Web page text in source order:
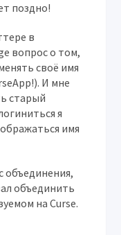
поздно!
в
вопрос о том,
своё имя
И мне
старый
я
имя
объединения,
объединить
на Curse.